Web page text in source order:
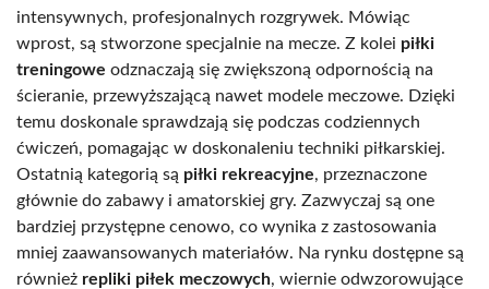
intensywnych, profesjonalnych rozgrywek. Mówiąc
wprost, są stworzone specjalnie na mecze. Z kolei piłki
treningowe odznaczają się zwiększoną odpornością na
ścieranie, przewyższającą nawet modele meczowe. Dzięki
temu doskonale sprawdzają się podczas codziennych
ćwiczeń, pomagając w doskonaleniu techniki piłkarskiej.
Ostatnią kategorią są piłki rekreacyjne, przeznaczone
głównie do zabawy i amatorskiej gry. Zazwyczaj są one
bardziej przystępne cenowo, co wynika z zastosowania
mniej zaawansowanych materiałów. Na rynku dostępne są
również repliki piłek meczowych, wiernie odwzorowujące